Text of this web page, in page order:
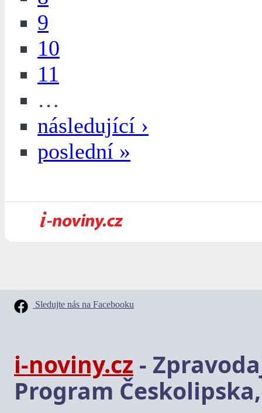
9
10
11
…
následující ›
poslední »
Sledujte nás na Facebooku
i-noviny.cz -
Program